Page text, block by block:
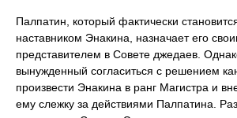
Палпатин, который фактически
наставником Энакина, назначает его
представителем в Совете джедаев.
вынужденный согласиться с решением
произвести Энакина в ранг Магистра и
ему слежку за действиями Палпатина.